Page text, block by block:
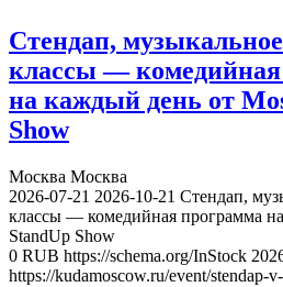
Стендап,
классы —
на каждый день от
Show
Москва Москва
2026-07-21 2026-10-21 Стендап,
классы — комедийная программа
StandUp Show
0 RUB https://schema.org/InStock
https://kudamoscow.ru/event/stendap-